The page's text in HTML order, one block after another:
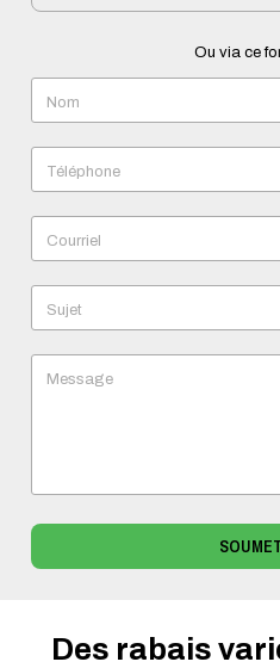
Ou via ce
Nom
Téléphone
Courriel
Sujet
Message
Des rabais